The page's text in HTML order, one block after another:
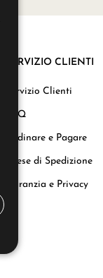
SERVIZIO CLIENTI
Servizio Clienti
FAQ
Ordinare e Pagare
Spese di Spedizione
Garanzia e Privacy